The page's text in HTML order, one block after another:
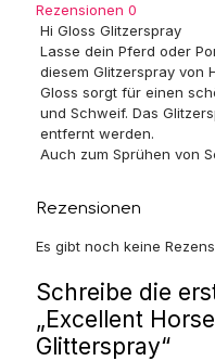
Rezensionen 0
Hi Gloss Glitzerspray
Lasse dein Pferd oder
diesem Glitzerspray von
Gloss sorgt für einen
und Schweif. Das
entfernt werden.
Auch zum Sprühen von
Rezensionen
Es gibt noch keine
Schreibe die
„Excellent
Glitterspray“